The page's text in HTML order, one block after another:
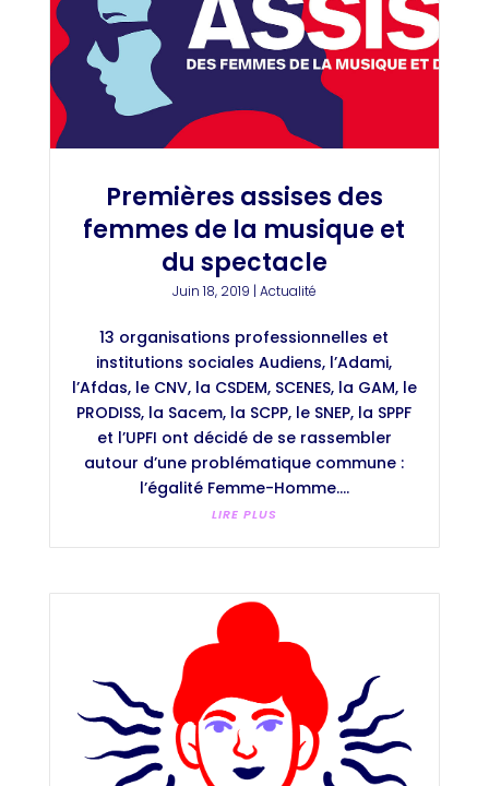
Premières assises des
femmes de la musique et
du spectacle
Juin 18, 2019 | Actualité
13 organisations professionnelles et
institutions sociales Audiens, l’Adami,
l’Afdas, le CNV, la CSDEM, SCENES, la GAM, le
PRODISS, la Sacem, la SCPP, le SNEP, la SPPF
et l’UPFI ont décidé de se rassembler
autour d’une problématique commune :
l’égalité Femme-Homme....
LIRE PLUS